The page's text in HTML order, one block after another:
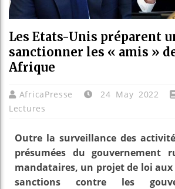
Les Etats-Unis préparent
sanctionner les « amis »
Afrique
AfricaPresse 24 May 2022
Lectures
Outre la surveillance des
présumées du gouvernement
mandataires, un projet de loi aux
sanctions contre les